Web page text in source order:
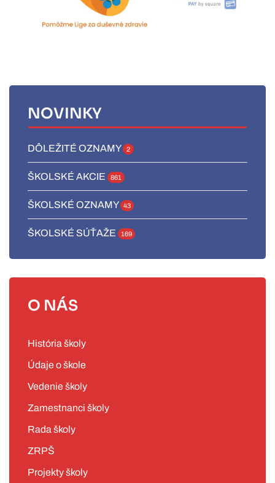
NOVINKY
DÔLEŽITÉ OZNAMY 2
ŠKOLSKÉ AKCIE 861
ŠKOLSKÉ OZNAMY 43
ŠKOLSKÉ SÚŤAŽE 169
O NÁS
História školy
Údaje o škole
Vedenie školy
Zamestnanci školy
Rada školy
ZRPŠ
Projekty školy